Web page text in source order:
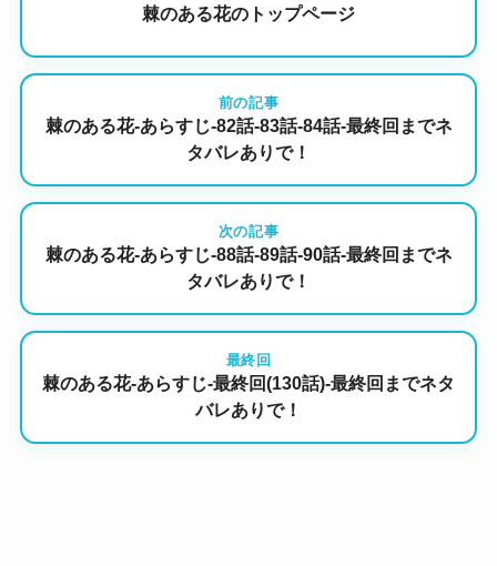
棘のある花のトップページ
前の記事
棘のある花-あらすじ-82話-83話-84話-最終回までネ
タバレありで！
次の記事
棘のある花-あらすじ-88話-89話-90話-最終回までネ
タバレありで！
最終回
棘のある花-あらすじ-最終回(130話)-最終回までネタ
バレありで！